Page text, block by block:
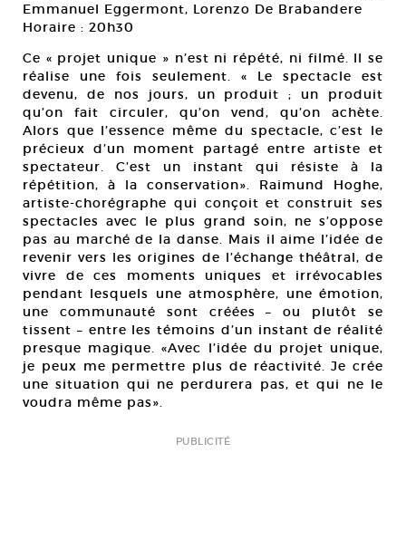
Emmanuel Eggermont, Lorenzo De Brabandere
Horaire : 20h30
Ce « projet unique » n’est ni répété, ni filmé. Il se
réalise une fois seulement. « Le spectacle est
devenu, de nos jours, un produit ; un produit
qu’on fait circuler, qu’on vend, qu’on achète.
Alors que l’essence même du spectacle, c’est le
précieux d’un moment partagé entre artiste et
spectateur. C’est un instant qui résiste à la
répétition, à la conservation». Raimund Hoghe,
artiste-chorégraphe qui conçoit et construit ses
spectacles avec le plus grand soin, ne s’oppose
pas au marché de la danse. Mais il aime l’idée de
revenir vers les origines de l’échange théâtral, de
vivre de ces moments uniques et irrévocables
pendant lesquels une atmosphère, une émotion,
une communauté sont créées – ou plutôt se
tissent – entre les témoins d’un instant de réalité
presque magique. «Avec l’idée du projet unique,
je peux me permettre plus de réactivité. Je crée
une situation qui ne perdurera pas, et qui ne le
voudra même pas».
PUBLICITÉ